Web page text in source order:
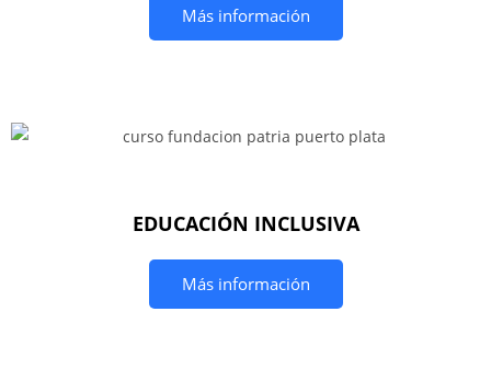
Más información
EDUCACIÓN INCLUSIVA
Más información